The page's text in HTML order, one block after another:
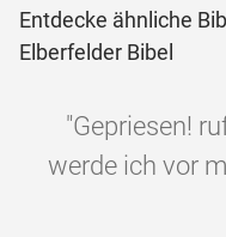
Entdecke ähnliche
Elberfelder Bibel
"Gepriesen!
werde ich vor